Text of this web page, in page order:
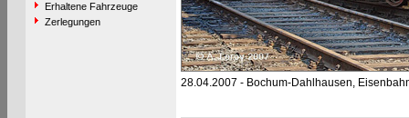
Erhaltene Fahrzeuge
Zerlegungen
28.04.2007 - Bochum-Dahlhausen,